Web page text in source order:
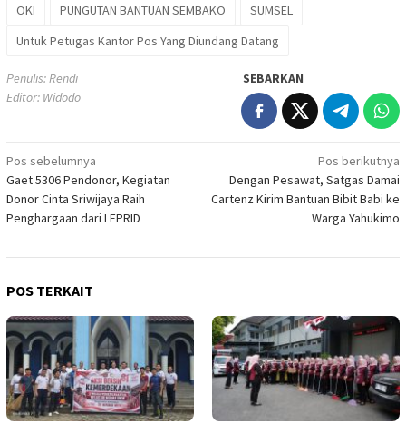
OKI
PUNGUTAN BANTUAN SEMBAKO
SUMSEL
Untuk Petugas Kantor Pos Yang Diundang Datang
Penulis: Rendi
Editor: Widodo
SEBARKAN
Navigasi
pos
Pos sebelumnya
Gaet 5306 Pendonor, Kegiatan
Donor Cinta Sriwijaya Raih
Penghargaan dari LEPRID
Pos berikutnya
Dengan Pesawat, Satgas Damai
Cartenz Kirim Bantuan Bibit Babi ke
Warga Yahukimo
POS TERKAIT